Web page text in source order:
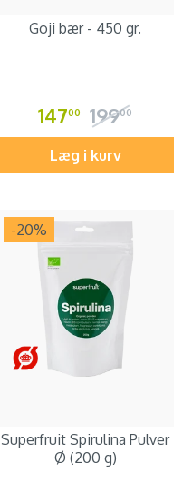
Goji bær - 450 gr.
14700 19900
Læg i kurv
-20%
Superfruit Spirulina Pulver
Ø (200 g)